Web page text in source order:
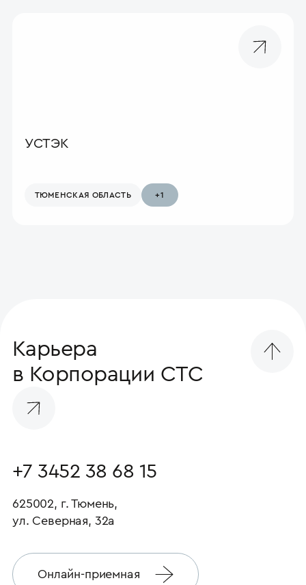
УСТЭК
ТЮМЕНСКАЯ ОБЛАСТЬ +1
Карьера
в Корпорации СТС
+7 3452 38 68 15
625002, г. Тюмень,
ул. Северная, 32а
Онлайн-приемная